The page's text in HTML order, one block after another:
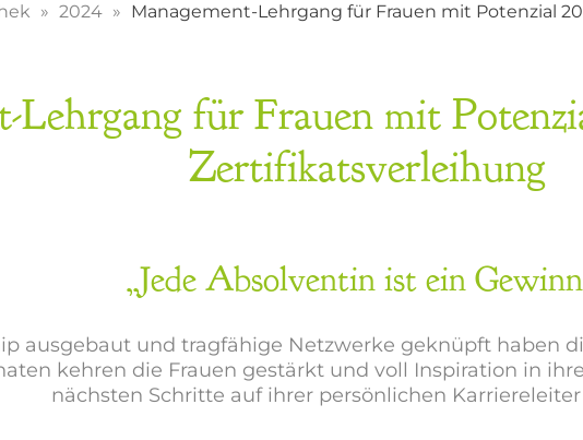
2024 Management-Lehrgang für Frauen mit Potenzial
Lehrgang für Frauen mit
Zertifikatsverleihung
„Jede Absolventin ist ein
ausgebaut und tragfähige Netzwerke geknüpft haben
kehren die Frauen gestärkt und voll Inspiration in
nächsten Schritte auf ihrer persönlichen Karriereleiter